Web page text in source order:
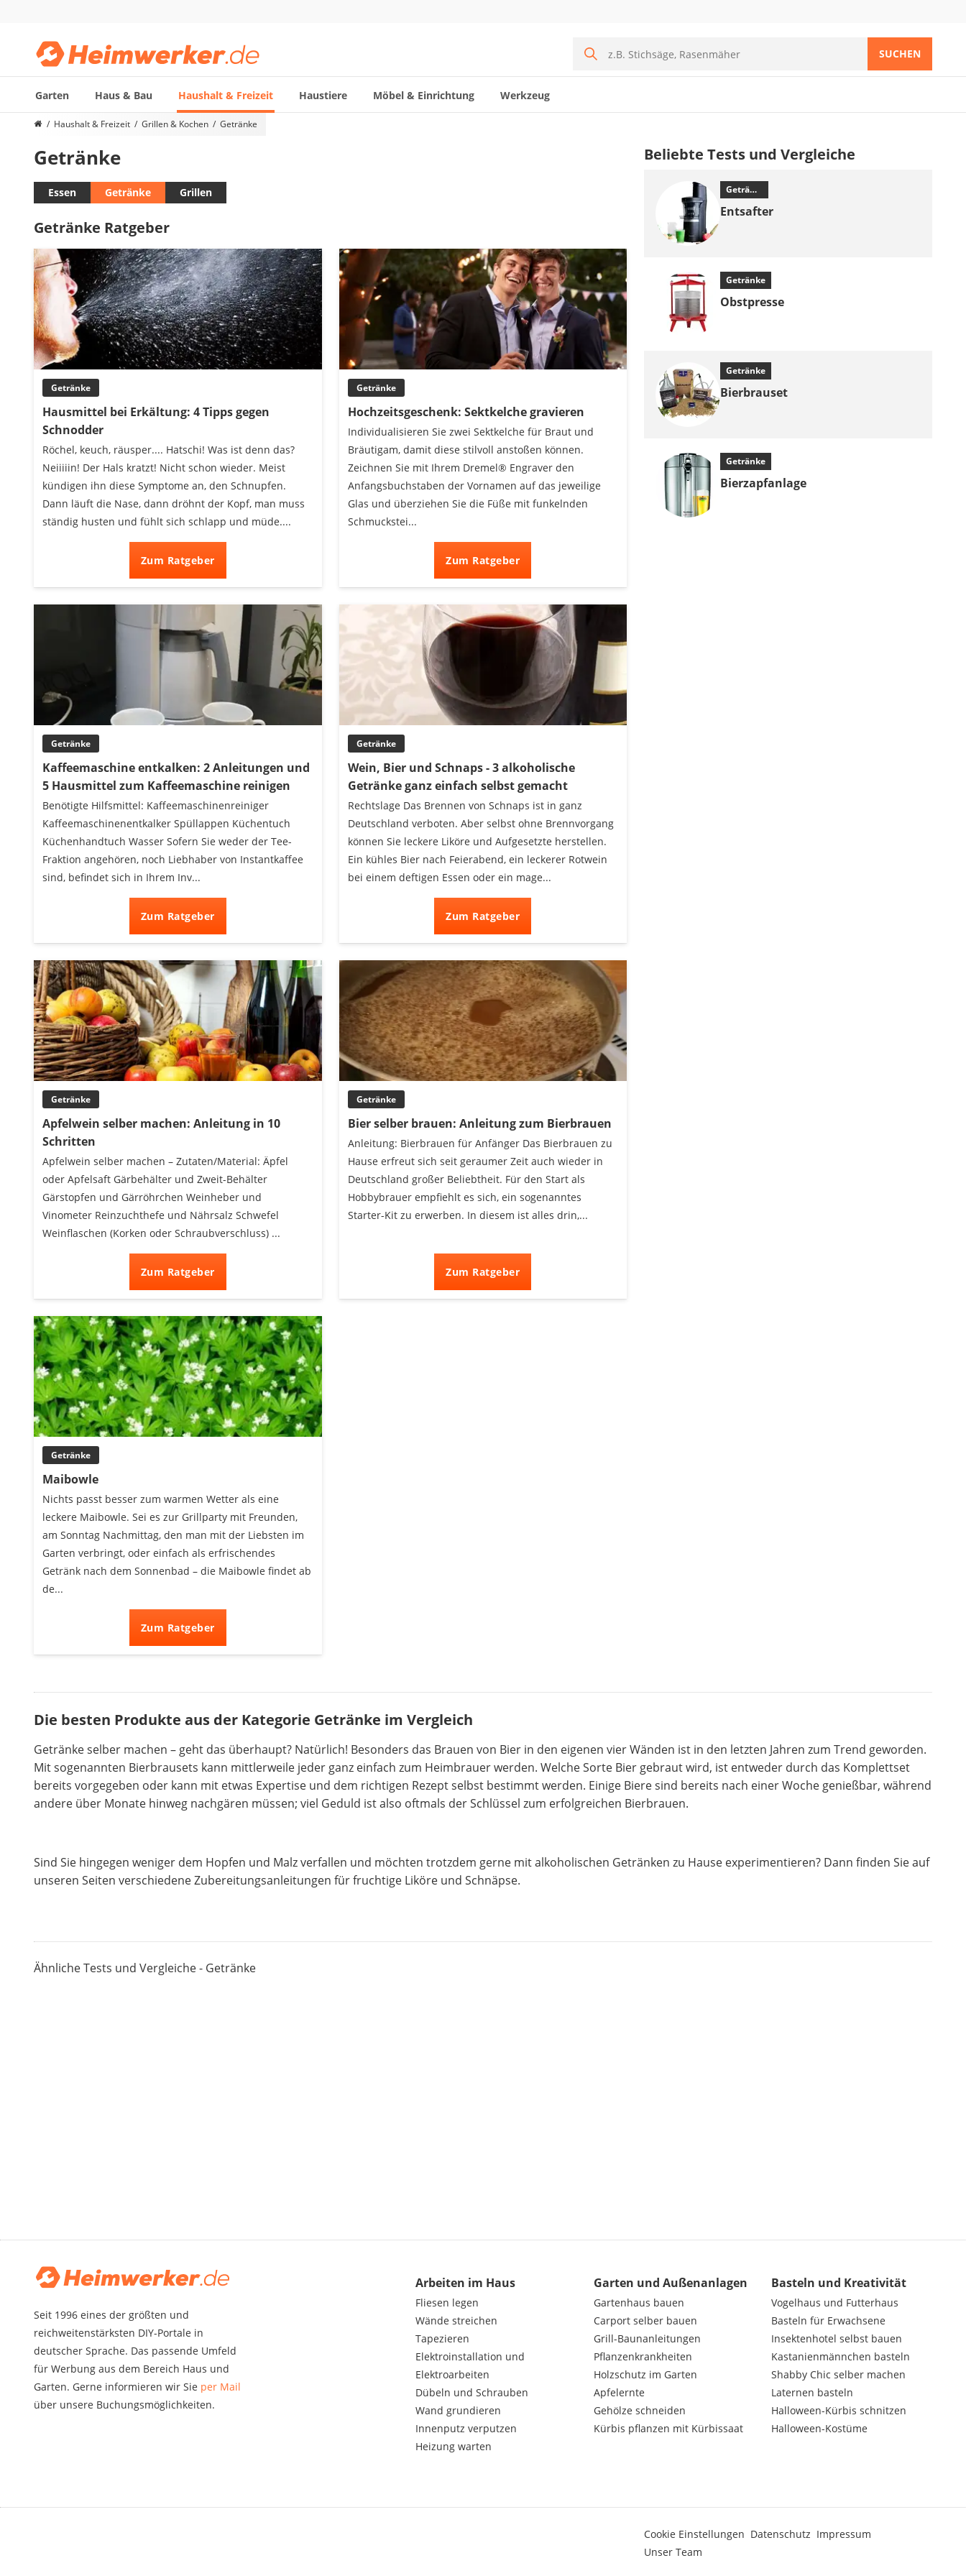
SUCHEN
Garten Haus & Bau Haushalt & Freizeit Haustiere Möbel & Einrichtung Werkzeug
Die beliebtesten Vergleiche nach Kategorie
Diascanner
Nachtsichtgerät
Gusseisen Bräter
Induktionskochfeld
Tischgeschirrspüler
Elektronische Dartscheibe
Wildkamera
Wischmopp
Beschriftungsgerät
Trinkflasche
Thermokanne
Elektrische Pfeffermühle
Waschsauger
Geflügelschere
SUP-Board
Ferngesteuertes Auto
Subwoofer
Beheizbare Handschuhe
Haushalt & Freizeit Grillen & Kochen Getränke
Getränke
Essen Getränke Grillen
Getränke Ratgeber
Getränke
Hausmittel bei Erkältung: 4 Tipps gegen
Schnodder
Röchel, keuch, räusper.... Hatschi! Was ist denn das?
Neiiiiin! Der Hals kratzt! Nicht schon wieder. Meist
kündigen ihn diese Symptome an, den Schnupfen.
Dann läuft die Nase, dann dröhnt der Kopf, man muss
ständig husten und fühlt sich schlapp und müde....
Zum Ratgeber
Getränke
Hochzeitsgeschenk: Sektkelche gravieren
Individualisieren Sie zwei Sektkelche für Braut und
Bräutigam, damit diese stilvoll anstoßen können.
Zeichnen Sie mit Ihrem Dremel® Engraver den
Anfangsbuchstaben der Vornamen auf das jeweilige
Glas und überziehen Sie die Füße mit funkelnden
Schmuckstei...
Zum Ratgeber
Getränke
Kaffeemaschine entkalken: 2 Anleitungen und
5 Hausmittel zum Kaffeemaschine reinigen
Benötigte Hilfsmittel: Kaffeemaschinenreiniger
Kaffeemaschinenentkalker Spüllappen Küchentuch
Küchenhandtuch Wasser Sofern Sie weder der Tee-
Fraktion angehören, noch Liebhaber von Instantkaffee
sind, befindet sich in Ihrem Inv...
Zum Ratgeber
Getränke
Wein, Bier und Schnaps - 3 alkoholische
Getränke ganz einfach selbst gemacht
Rechtslage Das Brennen von Schnaps ist in ganz
Deutschland verboten. Aber selbst ohne Brennvorgang
können Sie leckere Liköre und Aufgesetzte herstellen.
Ein kühles Bier nach Feierabend, ein leckerer Rotwein
bei einem deftigen Essen oder ein mage...
Zum Ratgeber
Getränke
Apfelwein selber machen: Anleitung in 10
Schritten
Apfelwein selber machen – Zutaten/Material: Äpfel
oder Apfelsaft Gärbehälter und Zweit-Behälter
Gärstopfen und Gärröhrchen Weinheber und
Vinometer Reinzuchthefe und Nährsalz Schwefel
Weinflaschen (Korken oder Schraubverschluss) ...
Zum Ratgeber
Getränke
Bier selber brauen: Anleitung zum Bierbrauen
Anleitung: Bierbrauen für Anfänger Das Bierbrauen zu
Hause erfreut sich seit geraumer Zeit auch wieder in
Deutschland großer Beliebtheit. Für den Start als
Hobbybrauer empfiehlt es sich, ein sogenanntes
Starter-Kit zu erwerben. In diesem ist alles drin,...
Zum Ratgeber
Getränke
Maibowle
Nichts passt besser zum warmen Wetter als eine
leckere Maibowle. Sei es zur Grillparty mit Freunden,
am Sonntag Nachmittag, den man mit der Liebsten im
Garten verbringt, oder einfach als erfrischendes
Getränk nach dem Sonnenbad – die Maibowle findet ab
de...
Zum Ratgeber
Beliebte Tests und Vergleiche
Getränke
Entsafter
Getränke
Obstpresse
Getränke
Bierbrauset
Getränke
Bierzapfanlage
Die besten Produkte aus der Kategorie Getränke im Vergleich
Getränke selber machen – geht das überhaupt? Natürlich! Besonders das Brauen von Bier in den eigenen vier Wänden ist in den letzten Jahren zum Trend geworden.
Mit sogenannten Bierbrausets kann mittlerweile jeder ganz einfach zum Heimbrauer werden. Welche Sorte Bier gebraut wird, ist entweder durch das Komplettset
bereits vorgegeben oder kann mit etwas Expertise und dem richtigen Rezept selbst bestimmt werden. Einige Biere sind bereits nach einer Woche genießbar, während
andere über Monate hinweg nachgären müssen; viel Geduld ist also oftmals der Schlüssel zum erfolgreichen Bierbrauen.
Sind Sie hingegen weniger dem Hopfen und Malz verfallen und möchten trotzdem gerne mit alkoholischen Getränken zu Hause experimentieren? Dann finden Sie auf
unseren Seiten verschiedene Zubereitungsanleitungen für fruchtige Liköre und Schnäpse.
Ähnliche Tests und Vergleiche - Getränke
Seit 1996 eines der größten und
reichweitenstärksten DIY-Portale in
deutscher Sprache. Das passende Umfeld
für Werbung aus dem Bereich Haus und
Garten. Gerne informieren wir Sie per Mail
über unsere Buchungsmöglichkeiten.
Arbeiten im Haus
Fliesen legen
Wände streichen
Tapezieren
Elektroinstallation und
Elektroarbeiten
Dübeln und Schrauben
Wand grundieren
Innenputz verputzen
Heizung warten
Garten und Außenanlagen
Gartenhaus bauen
Carport selber bauen
Grill-Baunanleitungen
Pflanzenkrankheiten
Holzschutz im Garten
Apfelernte
Gehölze schneiden
Kürbis pflanzen mit Kürbissaat
Basteln und Kreativität
Vogelhaus und Futterhaus
Basteln für Erwachsene
Insektenhotel selbst bauen
Kastanienmännchen basteln
Shabby Chic selber machen
Laternen basteln
Halloween-Kürbis schnitzen
Halloween-Kostüme
Cookie Einstellungen Datenschutz Impressum
Unser Team